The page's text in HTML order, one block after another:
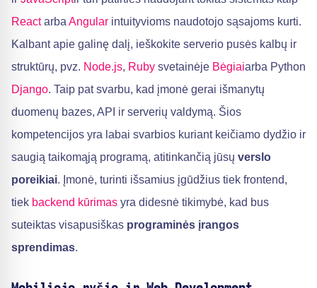
Reactarba Angular intuityvioms naudotojo sąsajoms kurti.
Kalbant apie galinę dalį, ieškokite serverio pusės kalbų ir
struktūrų, pvz. Node.js, Ruby svetainėje Bėgiaiarba Python
Django. Taip pat svarbu, kad įmonė gerai išmanytų
duomenų bazes, API ir serverių valdymą. Šios
kompetencijos yra labai svarbios kuriant keičiamo dydžio ir
saugią taikomąją programą, atitinkančią jūsų verslo
poreikiai. Įmonė, turinti išsamius įgūdžius tiek frontend,
tiek backend kūrimas yra didesnė tikimybė, kad bus
suteiktas visapusiškas programinės įrangos
sprendimas.